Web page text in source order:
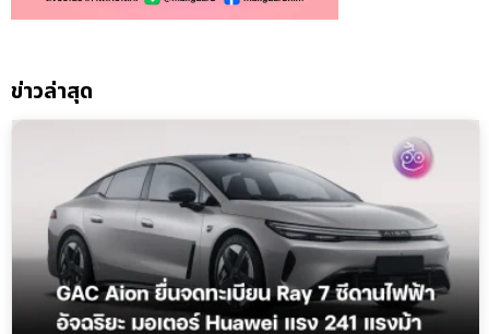
ข่าวล่าสุด